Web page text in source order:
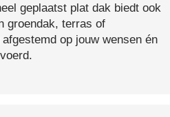
geplaatst plat dak biedt ook
groendak, terras of
op jouw wensen én